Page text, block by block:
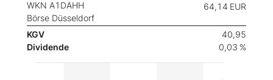
WKN A1DAHH
Börse Düsseldorf
64,14 EUR
KGV
40,95
Dividende
0,03 %